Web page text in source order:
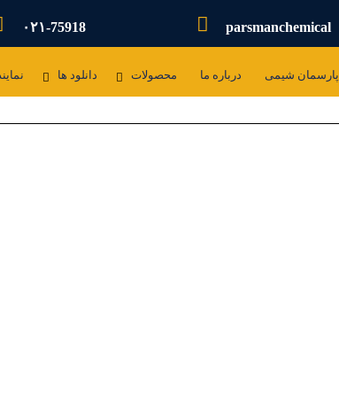
parsmanchemical ۰۲۱-75918
پارسمان شیمی درباره ما محصولات دانلود ها